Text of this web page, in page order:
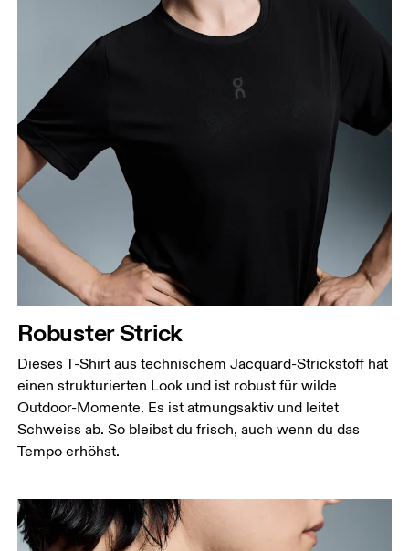
Robuster Strick
Dieses T-Shirt aus technischem Jacquard-Strickstoff hat
einen strukturierten Look und ist robust für wilde
Outdoor-Momente. Es ist atmungsaktiv und leitet
Schweiss ab. So bleibst du frisch, auch wenn du das
Tempo erhöhst.